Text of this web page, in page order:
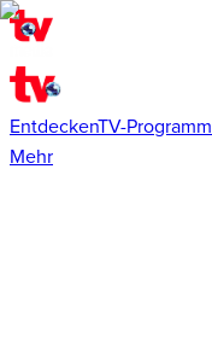
EntdeckenTV-Programm
Mehr